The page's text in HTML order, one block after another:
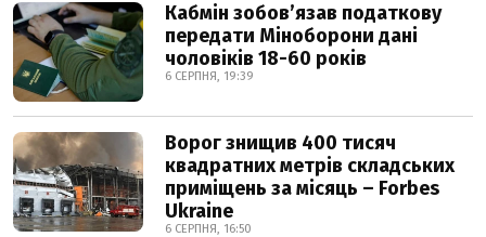
Кабмін зобовʼязав податкову
передати Міноборони дані
чоловіків 18-60 років
6 СЕРПНЯ, 19:39
Ворог знищив 400 тисяч
квадратних метрів складських
приміщень за місяць – Forbes
Ukraine
6 СЕРПНЯ, 16:50